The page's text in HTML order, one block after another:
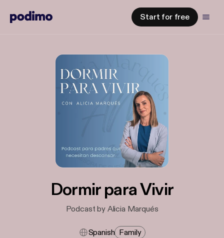
Start for free
Dormir para Vivir
Podcast by Alicia Marqués
Spanish Family